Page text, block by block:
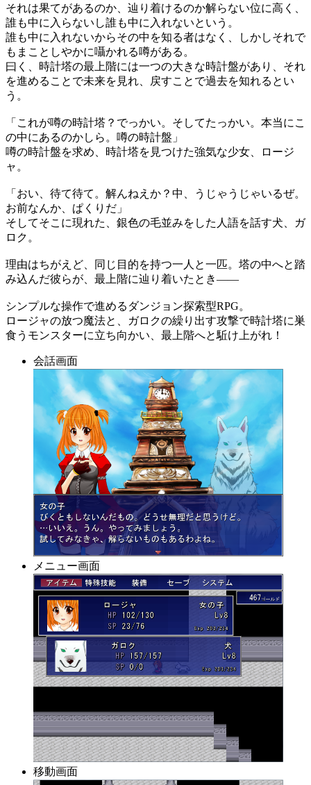
それは果てがあるのか、辿り着けるのか解らない位に高く、
誰も中に入らないし誰も中に入れないという。
誰も中に入れないからその中を知る者はなく、しかしそれで
もまことしやかに囁かれる噂がある。
曰く、時計塔の最上階には一つの大きな時計盤があり、それ
を進めることで未来を見れ、戻すことで過去を知れるとい
う。
「これが噂の時計塔？でっかい。そしてたっかい。本当にこ
の中にあるのかしら。噂の時計盤」
噂の時計盤を求め、時計塔を見つけた強気な少女、ロージ
ャ。
「おい、待て待て。解んねえか？中、うじゃうじゃいるぜ。
お前なんか、ぱくりだ」
そしてそこに現れた、銀色の毛並みをした人語を話す犬、ガ
ロク。
理由はちがえど、同じ目的を持つ一人と一匹。塔の中へと踏
み込んだ彼らが、最上階に辿り着いたとき――
シンプルな操作で進めるダンジョン探索型RPG。
ロージャの放つ魔法と、ガロクの繰り出す攻撃で時計塔に巣
食うモンスターに立ち向かい、最上階へと駈け上がれ！
会話画面
メニュー画面
移動画面